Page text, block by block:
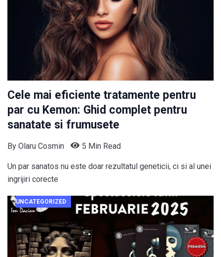
Cele mai eficiente tratamente pentru
par cu Kemon: Ghid complet pentru
sanatate si frumusete
By Olaru Cosmin 5 Min Read
Un par sanatos nu este doar rezultatul geneticii, ci si al unei
ingrijiri corecte
UNCATEGORIZED